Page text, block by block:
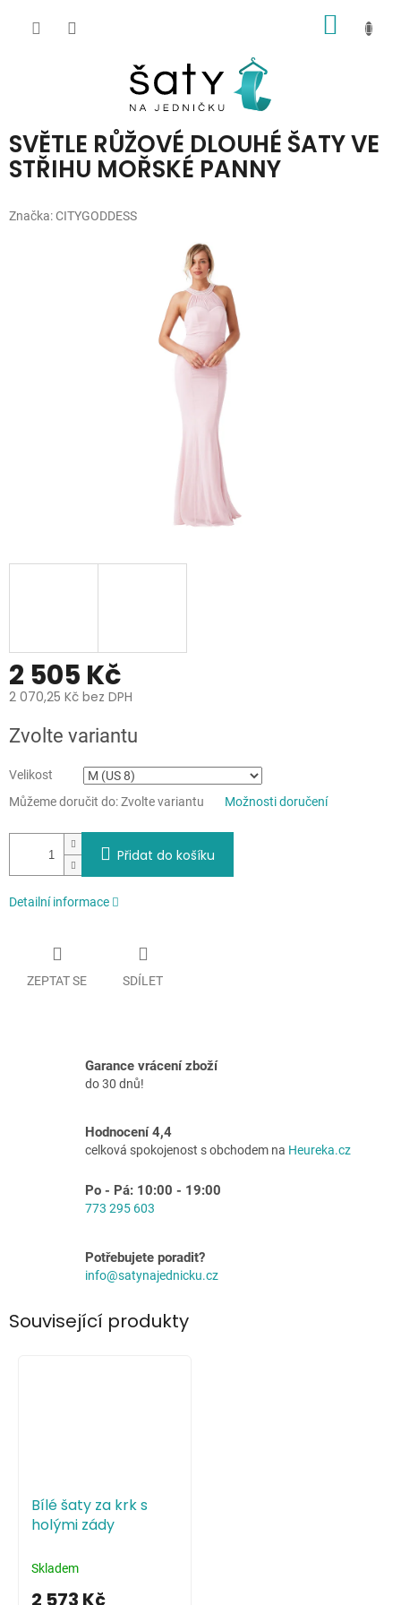
SVĚTLE RŮŽOVÉ DLOUHÉ ŠATY VE
STŘIHU MOŘSKÉ PANNY
Značka:CITYGODDESS
2 505 Kč
2 070,25 Kč bez DPH
cena:
Zvolte variantu
Velikost
Můžeme doručit do:Zvolte variantu Možnosti doručení
Přidat do košíku
Detailní informace
ZEPTAT SE SDÍLET
Garance vrácení zboží
do 30 dnů!
Hodnocení 4,4
celková spokojenost s obchodem na Heureka.cz
Po - Pá: 10:00 - 19:00
773 295 603
Potřebujete poradit?
info@satynajednicku.cz
Související produkty
Bílé šaty za krk s
holými zády
Skladem
2 573 Kč